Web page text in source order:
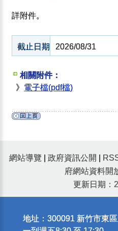
詳附件。
截止日期 2026/08/31
相關附件：
》 電子檔(pdf檔)
網站導覽 政府資訊公開
府網站資料開
更新日期：
地址：300091 新竹市東